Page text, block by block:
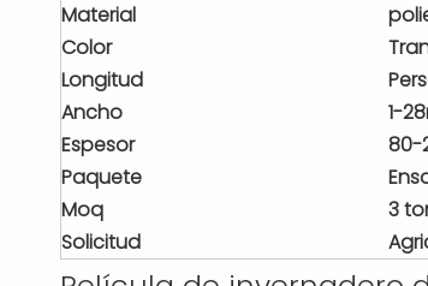
Material
Color
Longitud
Ancho
1-
Espesor
80-
Paquete
Moq
3
Solicitud